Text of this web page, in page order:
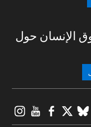
الإنسان حول
BlueSky
X